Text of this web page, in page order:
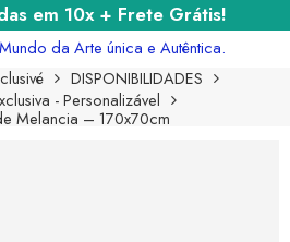
em 10x + Frete Grátis!
da Arte única e Autêntica.
DISPONIBILIDADES
- Personalizável
Melancia – 170x70cm